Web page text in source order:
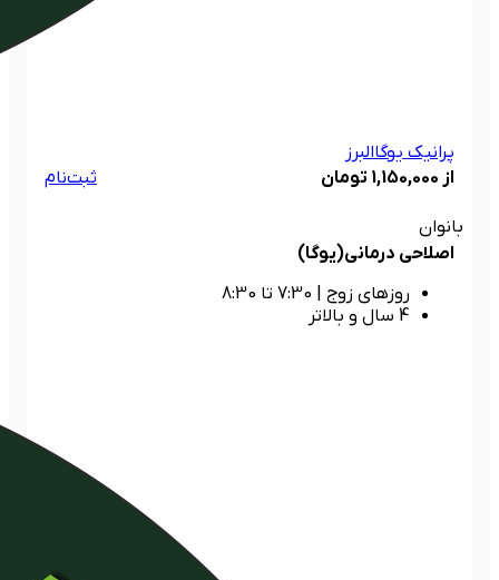
پرانیک یوگاالبرز
از 1,150,000 تومان
ثبت‌نام
بانوان
اصلاحی درمانی(یوگا)
روزهای زوج
7:30 تا 8:30
4 سال و بالاتر